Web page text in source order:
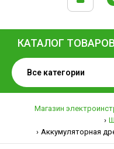
КАТАЛОГ ТОВАРОВ
Магазин
Аккумуляторная